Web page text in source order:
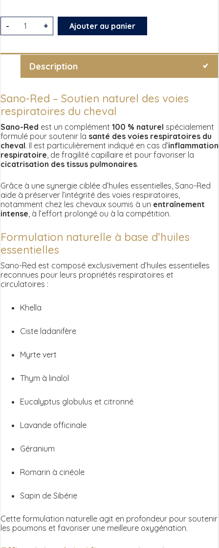
quantité
de
SANO
huiles
essentielles
pour
chevaux
- + Ajouter au panier
Description
Sano-Red – Soutien naturel des voies
respiratoires du cheval
Sano-Red est un complément 100 % naturel spécialement
formulé pour soutenir la santé des voies respiratoires du
cheval. Il est particulièrement indiqué en cas d’inflammation
respiratoire , de fragilité capillaire et pour favoriser la
cicatrisation des tissus pulmonaires.
Grâce à une synergie ciblée d’huiles essentielles, Sano-Red
aide à préserver l’intégrité des voies respiratoires,
notamment chez les chevaux soumis à un entraînement
intense , à l’effort prolongé ou à la compétition.
Formulation naturelle à base d’huiles
essentielles
Sano-Red est composé exclusivement d’huiles essentielles
reconnues pour leurs propriétés respiratoires et
circulatoires :
Khella
Ciste ladanifère
Myrte vert
Thym à linalol
Eucalyptus globulus et citronné
Lavande officinale
Géranium
Romarin à cinéole
Sapin de Sibérie
Cette formulation naturelle agit en profondeur pour soutenir
les poumons et favoriser une meilleure oxygénation.